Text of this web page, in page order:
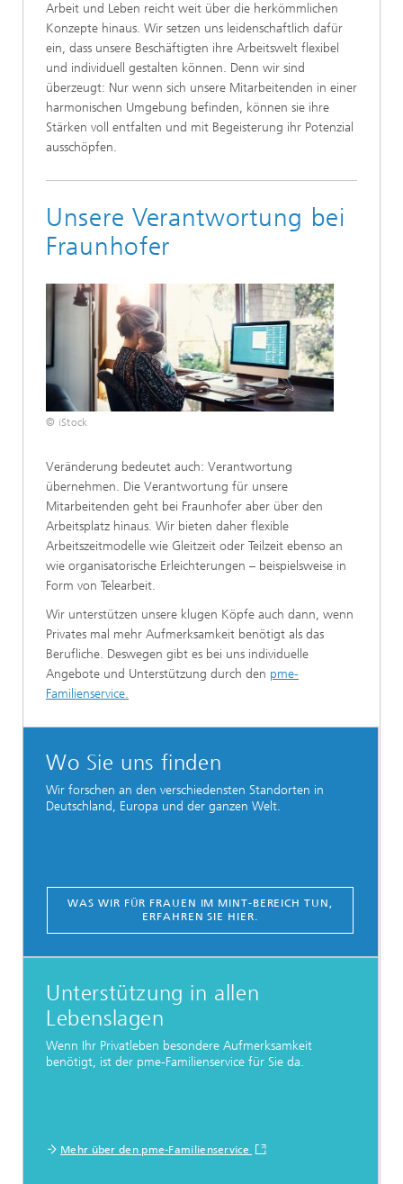
Arbeit und Leben reicht weit über die herkömmlichen
Konzepte hinaus. Wir setzen uns leidenschaftlich dafür
ein, dass unsere Beschäftigten ihre Arbeitswelt flexibel
und individuell gestalten können. Denn wir sind
überzeugt: Nur wenn sich unsere Mitarbeitenden in einer
harmonischen Umgebung befinden, können sie ihre
Stärken voll entfalten und mit Begeisterung ihr Potenzial
ausschöpfen.
Unsere Verantwortung bei
Fraunhofer
© iStock
Veränderung bedeutet auch: Verantwortung
übernehmen. Die Verantwortung für unsere
Mitarbeitenden geht bei Fraunhofer aber über den
Arbeitsplatz hinaus. Wir bieten daher flexible
Arbeitszeitmodelle wie Gleitzeit oder Teilzeit ebenso an
wie organisatorische Erleichterungen – beispielsweise in
Form von Telearbeit.
Wir unterstützen unsere klugen Köpfe auch dann, wenn
Privates mal mehr Aufmerksamkeit benötigt als das
Berufliche. Deswegen gibt es bei uns individuelle
Angebote und Unterstützung durch den pme-
Familienservice.
Wo Sie uns finden
Wir forschen an den verschiedensten Standorten in
Deutschland, Europa und der ganzen Welt.
WAS WIR FÜR FRAUEN IM MINT-BEREICH TUN,
ERFAHREN SIE HIER.
Unterstützung in allen
Lebenslagen
Wenn Ihr Privatleben besondere Aufmerksamkeit
benötigt, ist der pme-Familienservice für Sie da.
Mehr über den pme-Familienservice